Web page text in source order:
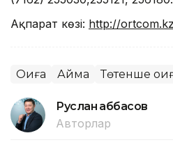
Ақпарат көзі: http://ortcom.kz
Оқиға Аймақ Төтенше
Руслан Ғаббасов
Авторлар